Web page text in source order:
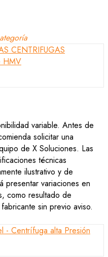
variable. Antes de
solicitar una
de X Soluciones. Las
técnicas
ilustrativo y de
variaciones en
como resultado de
sin previo aviso.